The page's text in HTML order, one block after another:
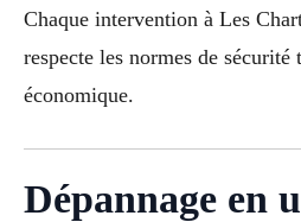
Chaque intervention à Les
respecte les normes de
économique.
Dépannage en